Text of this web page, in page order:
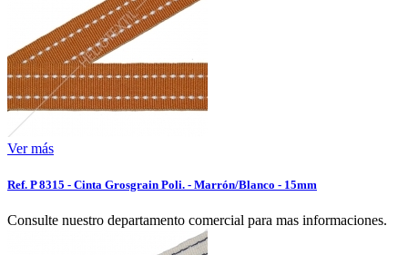
Ver más
Ref. P 8315 - Cinta Grosgrain Poli. - Marrón/Blanco - 15mm
Consulte nuestro departamento comercial para mas informaciones.